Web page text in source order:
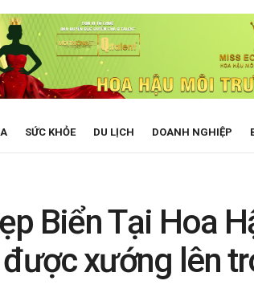
SỨC KHỎE DU LỊCH DOANH NGHIỆP
Biển Tại Hoa
xướng lên